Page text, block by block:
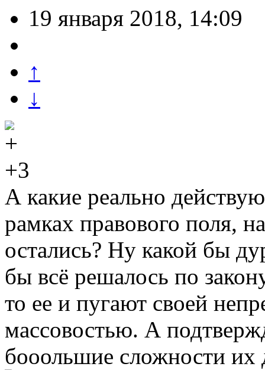
19 января 2018, 14:09
↑
↓
+3
А какие реально
рамках правового поля,
остались? Ну какой бы
бы всё решалось по
то ее и пугают своей
массовостью. А
бооольшие сложности их